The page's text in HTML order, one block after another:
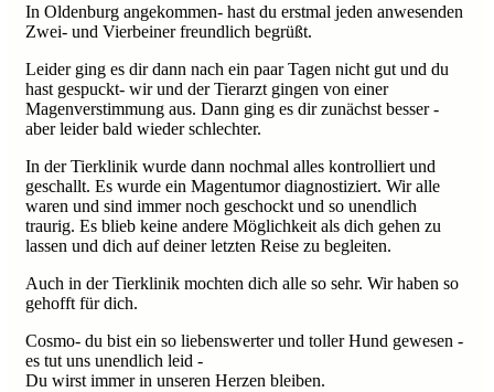
In Oldenburg angekommen- hast du erstmal jeden anwesenden
Zwei- und Vierbeiner freundlich begrüßt.
Leider ging es dir dann nach ein paar Tagen nicht gut und du
hast gespuckt- wir und der Tierarzt gingen von einer
Magenverstimmung aus. Dann ging es dir zunächst besser -
aber leider bald wieder schlechter.
In der Tierklinik wurde dann nochmal alles kontrolliert und
geschallt. Es wurde ein Magentumor diagnostiziert. Wir alle
waren und sind immer noch geschockt und so unendlich
traurig. Es blieb keine andere Möglichkeit als dich gehen zu
lassen und dich auf deiner letzten Reise zu begleiten.
Auch in der Tierklinik mochten dich alle so sehr. Wir haben so
gehofft für dich.
Cosmo- du bist ein so liebenswerter und toller Hund gewesen -
es tut uns unendlich leid -
Du wirst immer in unseren Herzen bleiben.